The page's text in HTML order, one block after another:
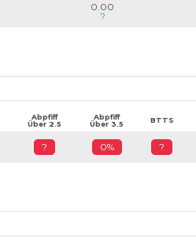
0.00
?
Abpfiff
Über 2.5
Abpfiff
Über 3.5
BTTS
? 0% ?